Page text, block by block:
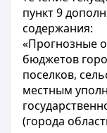
пункт 9
содержания:
«Прогнозные
бюджетов
поселков,
местным
(города